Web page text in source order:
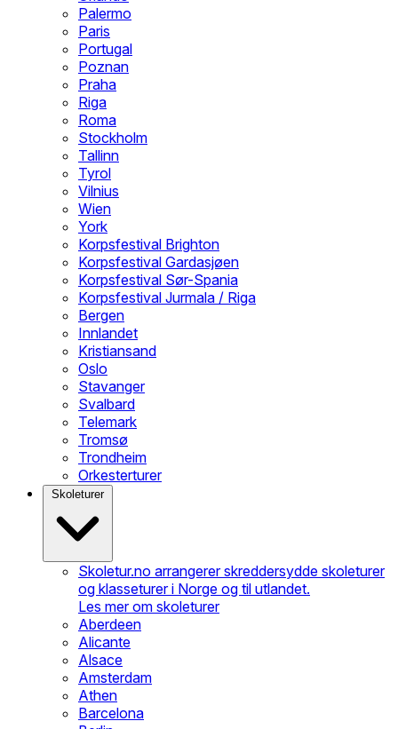
Palermo
Paris
Portugal
Poznan
Praha
Riga
Roma
Stockholm
Tallinn
Tyrol
Vilnius
Wien
York
Korpsfestival Brighton
Korpsfestival Gardasjøen
Korpsfestival Sør-Spania
Korpsfestival Jurmala / Riga
Bergen
Innlandet
Kristiansand
Oslo
Stavanger
Svalbard
Telemark
Tromsø
Trondheim
Orkesterturer
Skoleturer
Skoletur.no arrangerer skreddersydde skoleturer
og klasseturer i Norge og til utlandet.
Les mer om skoleturer
Aberdeen
Alicante
Alsace
Amsterdam
Athen
Barcelona